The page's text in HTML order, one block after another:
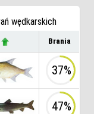
wędkarskich
Brania
37%
47%